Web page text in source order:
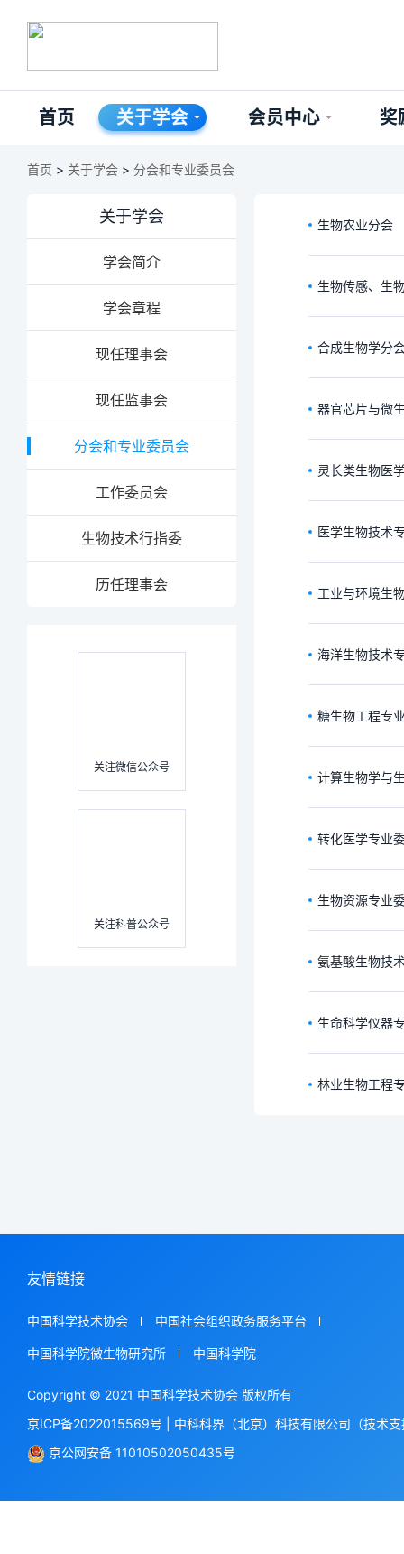
首页 关于学会 会员中心 奖
首页 > 关于学会 > 分会和专业委员会
关于学会
学会简介
学会章程
现任理事会
现任监事会
分会和专业委员会
工作委员会
生物技术行指委
历任理事会
关注微信公众号
关注科普公众号
生物农业分会
生物传感、生
合成生物学分
器官芯片与微
灵长类生物医
医学生物技术
工业与环境生
海洋生物技术
糖生物工程专
计算生物学与
转化医学专业
生物资源专业
氨基酸生物技
生命科学仪器
林业生物工程
友情链接
中国科学技术协会 中国社会组织政务服务平台
中国科学院微生物研究所 中国科学院
Copyright © 2021 中国科学技术协会 版权所有
京ICP备2022015569号
中科科界（北京）科技有限公司（技术
京公网安备 11010502050435号